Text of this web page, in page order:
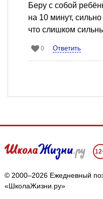
Беру с собой
на 10 минут,
что слишком
0 Ответить
© 2000–2026 Ежедневный
«ШколаЖизни.ру»